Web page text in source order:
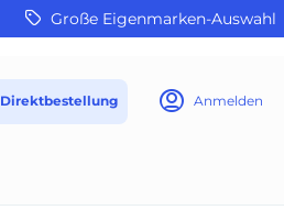
Große Eigenmarken-Auswahl
Direktbestellung Anmelden